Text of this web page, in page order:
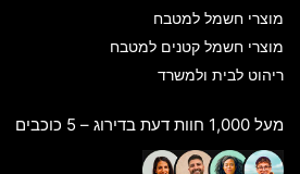
מוצרי חשמל למטבח
מוצרי חשמל קטנים למטבח
ריהוט לבית ולמשרד
מעל 1,000 חוות דעת בדירוג – 5 כוכבים